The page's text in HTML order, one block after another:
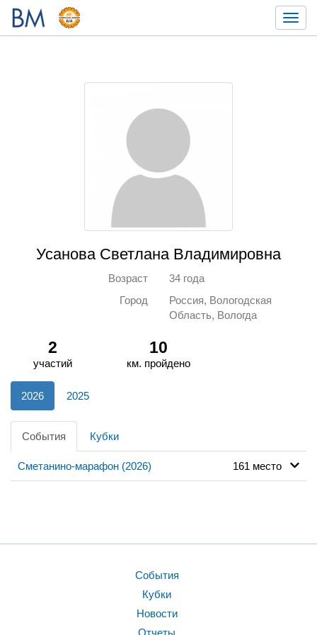
Усанова Светлана Владимировна
Возраст
34 года
Город
Россия, Вологодская
Область, Вологда
2
участий
10
км. пройдено
2026 2025
События Кубки
Сметанино-марафон (2026) 161 место
События
Кубки
Новости
Отчеты